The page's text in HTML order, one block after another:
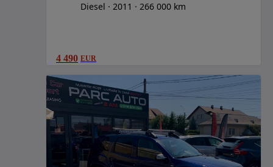
Diesel 2011 266 000 km
4 490 EUR